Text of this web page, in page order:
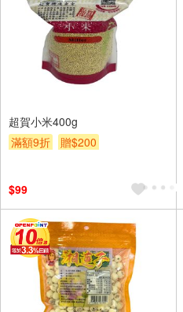
超賀小米400g
滿額9折
贈$200
$99